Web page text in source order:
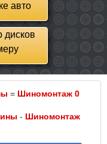
авто
дисков
= Шиномонтаж 0
- Шиномонтаж